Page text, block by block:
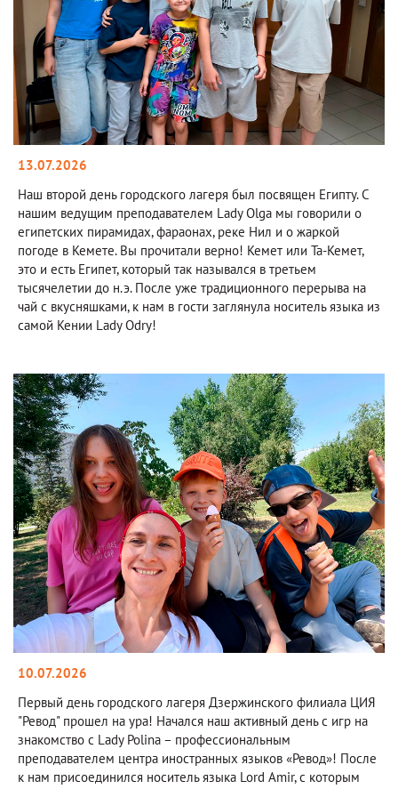
13.07.2026
Наш второй день городского лагеря был посвящен Египту. С
нашим ведущим преподавателем Lady Olga мы говорили о
египетских пирамидах, фараонах, реке Нил и о жаркой
погоде в Кемете. Вы прочитали верно! Кемет или Та-Кемет,
это и есть Египет, который так назывался в третьем
тысячелетии до н.э. После уже традиционного перерыва на
чай с вкусняшками, к нам в гости заглянула носитель языка из
самой Кении Lady Odry!
10.07.2026
Первый день городского лагеря Дзержинского филиала ЦИЯ
"Ревод" прошел на ура! Начался наш активный день с игр на
знакомство с Lady Polina – профессиональным
преподавателем центра иностранных языков «Ревод»! После
к нам присоединился носитель языка Lord Amir, с которым